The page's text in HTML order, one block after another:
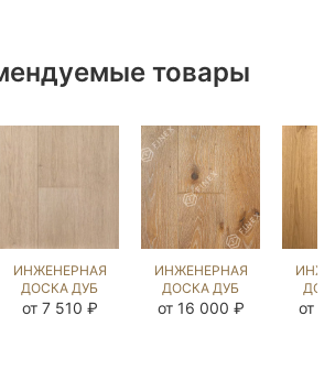
товары
ИНЖЕНЕРНАЯ
ДОСКА ДУБ
ЭШЛИ
от 7 510 ₽
ИНЖЕНЕРНАЯ
ДОСКА ДУБ
СМОК С
от 16 000 ₽ от